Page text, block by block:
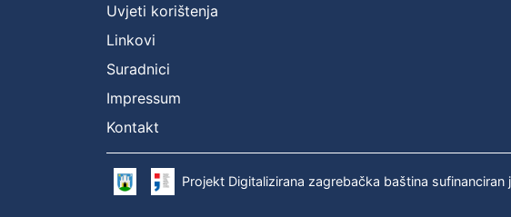
Uvjeti korištenja
Linkovi
Suradnici
Impressum
Kontakt
Projekt Digitalizirana zagrebačka baština